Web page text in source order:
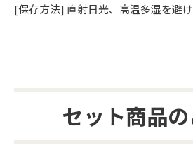
[保存方法] 直射日光、高温多湿を避
セット商品